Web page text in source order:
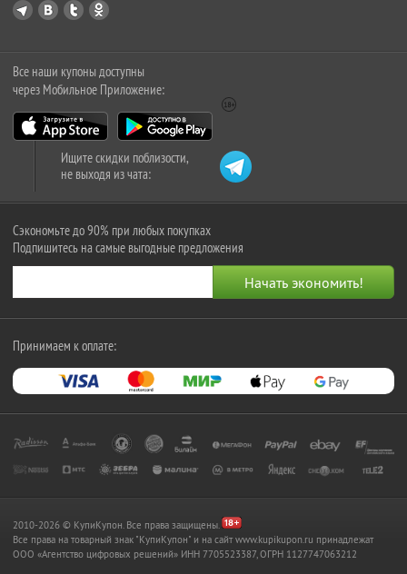
Все наши купоны доступны
через Мобильное Приложение:
Ищите скидки поблизости,
не выходя из чата:
Сэкономьте до 90% при любых покупках
Подпишитесь на самые выгодные предложения
Принимаем к оплате:
2010-2026 © КупиКупон. Все права защищены.
Все права на товарный знак "КупиКупон" и на сайт www.kupikupon.ru принадлежат
OOO «Агентство цифровых решений» ИНН 7705523387, ОГРН 1127747063212